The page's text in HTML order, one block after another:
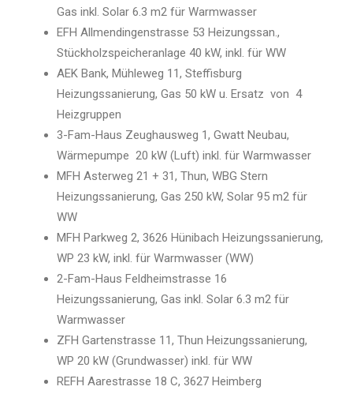
Gas inkl. Solar 6.3 m2 für Warmwasser
EFH Allmendingenstrasse 53 Heizungssan.,
Stückholzspeicheranlage 40 kW, inkl. für WW
AEK Bank, Mühleweg 11, Steffisburg
Heizungssanierung, Gas 50 kW u. Ersatz von 4
Heizgruppen
3-Fam-Haus Zeughausweg 1, Gwatt Neubau,
Wärmepumpe 20 kW (Luft) inkl. für Warmwasser
MFH Asterweg 21 + 31, Thun, WBG Stern
Heizungssanierung, Gas 250 kW, Solar 95 m2 für
WW
MFH Parkweg 2, 3626 Hünibach Heizungssanierung,
WP 23 kW, inkl. für Warmwasser (WW)
2-Fam-Haus Feldheimstrasse 16
Heizungssanierung, Gas inkl. Solar 6.3 m2 für
Warmwasser
ZFH Gartenstrasse 11, Thun Heizungssanierung,
WP 20 kW (Grundwasser) inkl. für WW
REFH Aarestrasse 18 C, 3627 Heimberg